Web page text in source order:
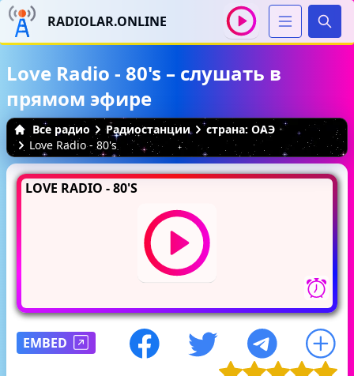
RADIOLAR.ONLINE
Love Radio - 80's – слушать в
прямом эфире
Все радио Радиостанции
страна: ОАЭ
Love Radio - 80's
LOVE RADIO - 80'S
EMBED